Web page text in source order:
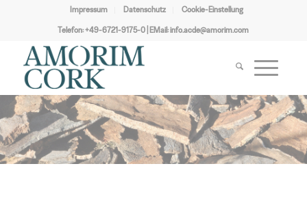
Impressum Datenschutz Cookie-Einstellung
Telefon:+49-6721-9175-0 | EMail:info.acde@amorim.com